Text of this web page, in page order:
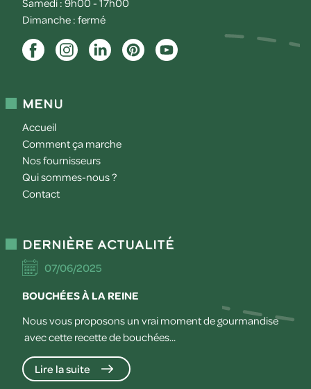
Dimanche : fermé
Menu
Accueil
Comment ça marche
Nos fournisseurs
Qui sommes-nous ?
Contact
Dernière actualité
07/06/2025
BOUCHÉES À LA REINE
Nous vous proposons un vrai moment de gourmandise
avec cette recette de bouchées...
Lire la suite